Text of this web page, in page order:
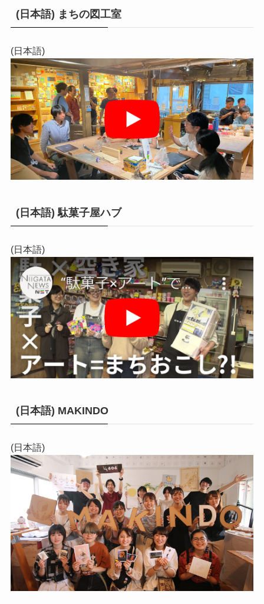
(日本語) まちの図工室
(日本語)
(日本語) 駄菓子屋ハブ
(日本語)
(日本語) MAKINDO
(日本語)